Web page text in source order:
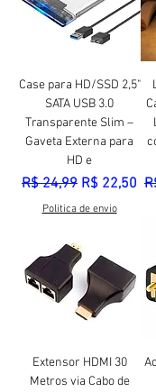
Case para HD/SSD 2,5"
SATA USB 3.0
Transparente Slim –
Gaveta Externa para
HD e
Preço normal
R$ 24,99 Preço
R$ 22,50
Politica de envio
Extensor HDMI 30
Metros via Cabo de